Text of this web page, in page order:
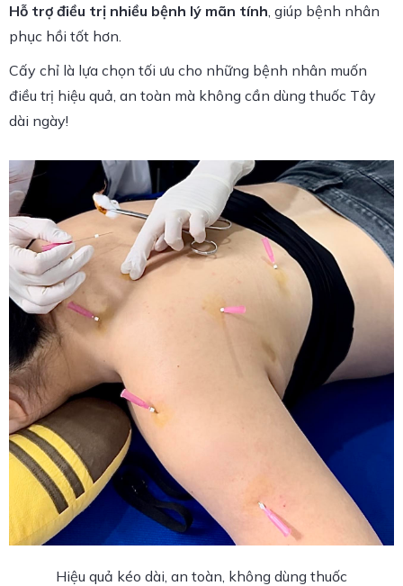
Hỗ trợ điều trị nhiều bệnh lý mãn tính, giúp bệnh nhân
phục hồi tốt hơn.
Cấy chỉ là lựa chọn tối ưu cho những bệnh nhân muốn
điều trị hiệu quả, an toàn mà không cần dùng thuốc Tây
dài ngày!
Hiệu quả kéo dài, an toàn, không dùng thuốc